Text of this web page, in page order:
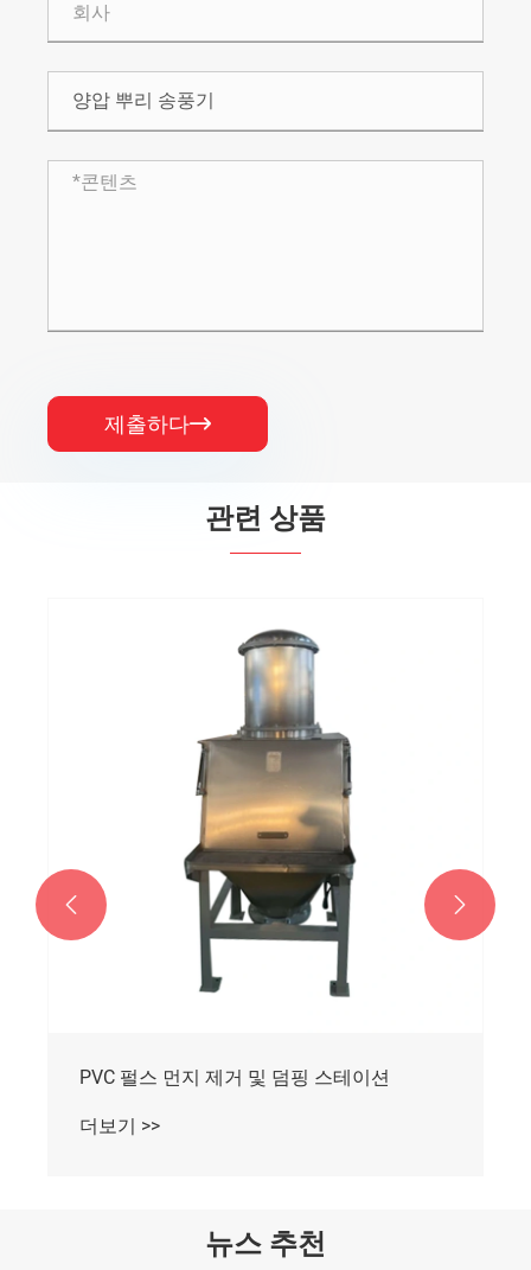
제출하다
관련 상품
PVC 펄스 먼지 제거 및 덤핑 스테이션
더보기 >>
 
뉴스 추천